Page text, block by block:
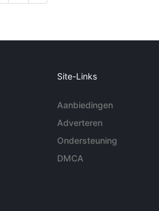
Site-Links
Aanbiedingen
Adverteren
Ondersteuning
DMCA